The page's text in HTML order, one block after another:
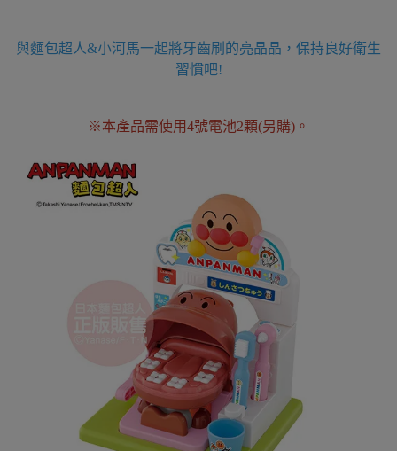
與麵包超人&小河馬一起將牙齒刷的亮晶晶，保持良好衛生
習慣吧!
※本產品需使用4號電池2顆(另購)。